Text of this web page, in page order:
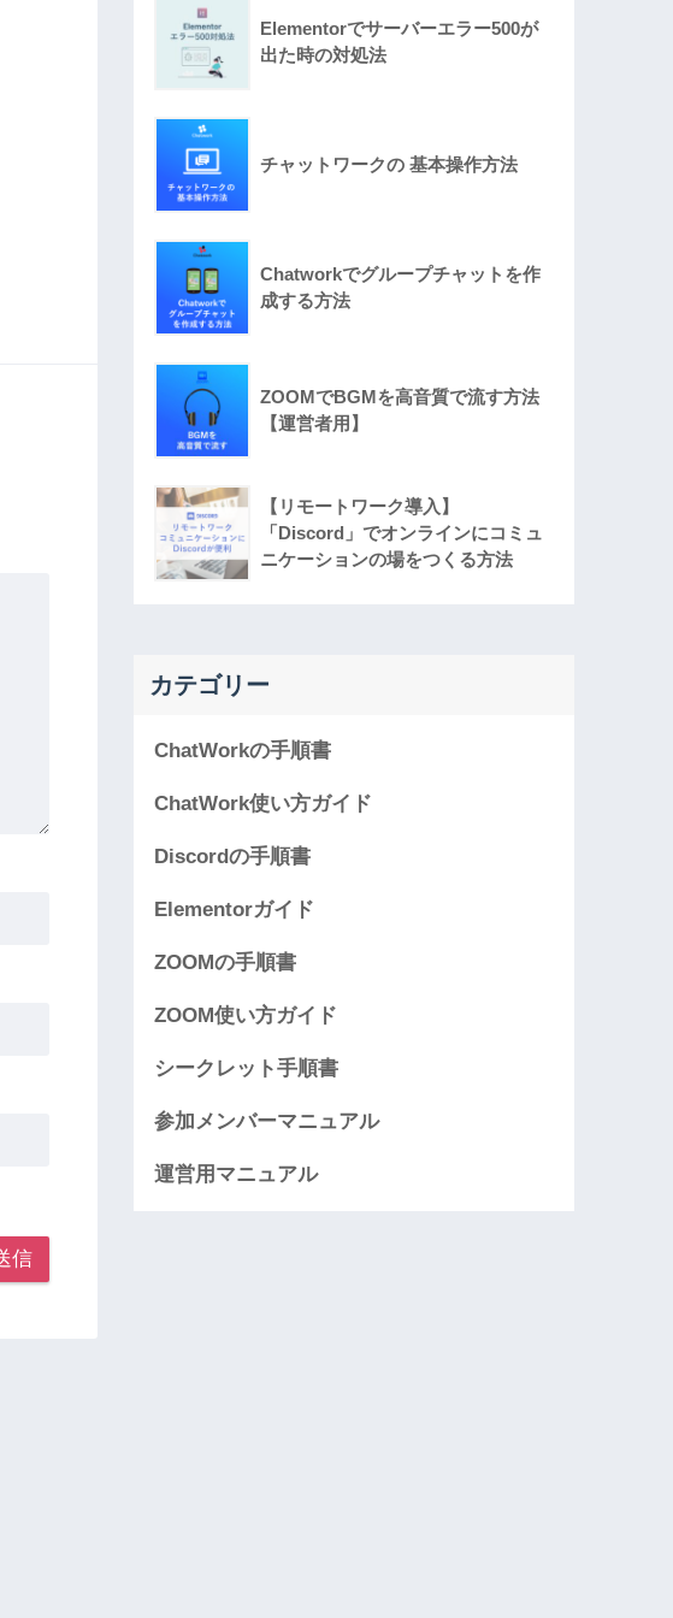
Elementorでサーバーエラー500が
出た時の対処法
チャットワークの 基本操作方法
Chatworkでグループチャットを作
成する方法
ZOOMでBGMを高音質で流す方法
【運営者用】
【リモートワーク導入】
「Discord」でオンラインにコミュ
ニケーションの場をつくる方法
カテゴリー
ChatWorkの手順書
ChatWork使い方ガイド
Discordの手順書
Elementorガイド
ZOOMの手順書
ZOOM使い方ガイド
シークレット手順書
参加メンバーマニュアル
運営用マニュアル